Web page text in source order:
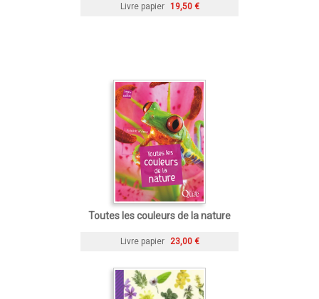
Livre papier 19,50 €
Toutes les couleurs de la nature
Livre papier 23,00 €